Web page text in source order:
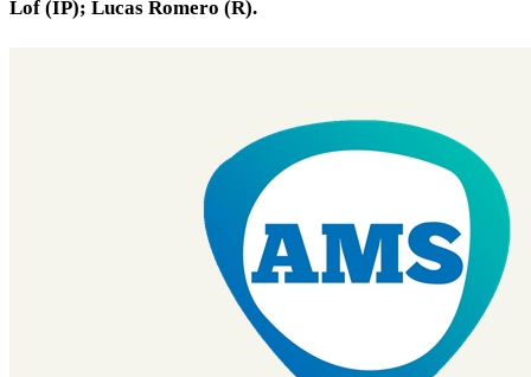
Lof (IP); Lucas Romero (R).